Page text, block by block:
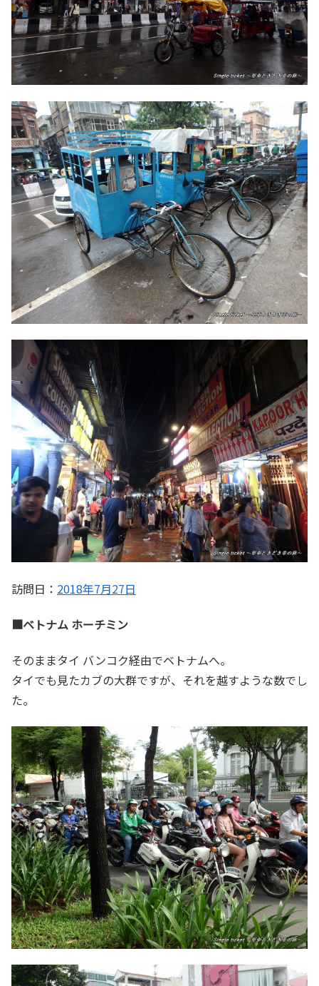
訪問日： 2018年7月27日
■ベトナム ホーチミン
そのままタイ バンコク経由でベトナムへ。
タイでも見たカブの大群ですが、それを越すような数でし
た。